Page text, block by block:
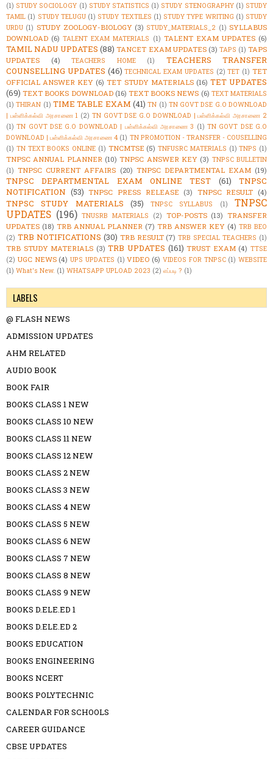
(1) STUDY SOCIOLOGY (1) STUDY STATISTICS (1) STUDY STENOGRAPHY (1) STUDY
TAMIL (1) STUDY TELUGU (1) STUDY TEXTILES (1) STUDY TYPE WRITING (1) STUDY
URDU (1) STUDY ZOOLOGY-BIOLOGY (3) STUDY_MATERIALS_2 (1) SYLLABUS
DOWNLOAD (6) TALENT EXAM MATERIALS (1) TALENT EXAM UPDATES (6)
TAMIL NADU UPDATES (88) TANCET EXAM UPDATES (3) TAPS (1) TAPS
UPDATES
(4) TEACHERS HOME (1)
TEACHERS TRANSFER
COUNSELLING UPDATES (46) TECHNICAL EXAM UPDATES (2) TET (1) TET
OFFICIAL ANSWER KEY (6) TET STUDY MATERIALS (16) TET UPDATES
(69) TEXT BOOKS DOWNLOAD (16) TEXT BOOKS NEWS (6) TEXT MATERIALS
(1) THIRAN (1) TIME TABLE EXAM (41) TN (1) TN GOVT DSE G.O DOWNLOAD
| பள்ளிக்கல்வி அரசாணை 1 (2) TN GOVT DSE G.O DOWNLOAD | பள்ளிக்கல்வி அரசாணை 2
(1) TN GOVT DSE G.O DOWNLOAD | பள்ளிக்கல்வி அரசாணை 3 (1) TN GOVT DSE G.O
DOWNLOAD | பள்ளிக்கல்வி அரசாணை 4 (1) TN PROMOTION - TRANSFER - COUSELLING
(1) TN TEXT BOOKS ONLINE (1) TNCMTSE (5) TNFUSRC MATERIALS (1) TNPS (1)
TNPSC ANNUAL PLANNER (10) TNPSC ANSWER KEY (3) TNPSC BULLETIN
(1) TNPSC CURRENT AFFAIRS (20) TNPSC DEPARTMENTAL EXAM (19)
TNPSC DEPARTMENTAL EXAM ONLINE TEST (61)
TNPSC
NOTIFICATION (53) TNPSC PRESS RELEASE (3) TNPSC RESULT (4)
TNPSC STUDY MATERIALS (35) TNPSC SYLLABUS (1)
TNPSC
UPDATES (196) TNUSRB MATERIALS (2) TOP-POSTS (13) TRANSFER
UPDATES (18) TRB ANNUAL PLANNER (7) TRB ANSWER KEY (4) TRB BEO
(2) TRB NOTIFICATIONS (30) TRB RESULT (7) TRB SPECIAL TEACHERS (1)
TRB STUDY MATERIALS (3) TRB UPDATES (161) TRUST EXAM (4) TTSE
(2) UGC NEWS (4) UPS UPDATES (1) VIDEO (6) VIDEOS FOR TNPSC (1) WEBSITE
(1) What's New. (1) WHATSAPP UPLOAD 2023 (2) எப்படி ? (1)
LABELS
@ FLASH NEWS
ADMISSION UPDATES
AHM RELATED
AUDIO BOOK
BOOK FAIR
BOOKS CLASS 1 NEW
BOOKS CLASS 10 NEW
BOOKS CLASS 11 NEW
BOOKS CLASS 12 NEW
BOOKS CLASS 2 NEW
BOOKS CLASS 3 NEW
BOOKS CLASS 4 NEW
BOOKS CLASS 5 NEW
BOOKS CLASS 6 NEW
BOOKS CLASS 7 NEW
BOOKS CLASS 8 NEW
BOOKS CLASS 9 NEW
BOOKS D.ELE.ED 1
BOOKS D.ELE.ED 2
BOOKS EDUCATION
BOOKS ENGINEERING
BOOKS NCERT
BOOKS POLYTECHNIC
CALENDAR FOR SCHOOLS
CAREER GUIDANCE
CBSE UPDATES